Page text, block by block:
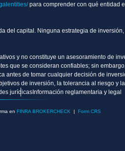
para comprender con qué entidad
del capital. Ninguna estrategia de
y no constituye un asesoramiento de
que se consideran confiables; sin
antes de tomar cualquier decisión de
de inversión, la tolerancia al riesgo y
jurídicasInformación reglamentaria y legal
en FINRA BROKERCHECK | Form CRS